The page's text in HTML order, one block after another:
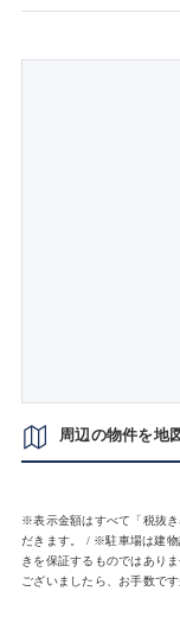
周辺の物件を地
※表示金額はすべて「税抜
だきます。 / ※駐車場は建物
きを保証するものではあり
ございましたら、お手数で